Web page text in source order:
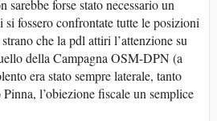
sarebbe forse stato necessario un
fossero confrontate tutte le posizioni
che la pdl attiri l’attenzione su
della Campagna OSM-DPN (a
era stato sempre laterale, tanto
l’obiezione fiscale un semplice